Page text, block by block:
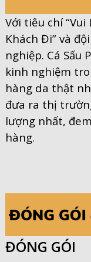
Với tiêu chí
Khách Đi” và
nghiệp. Cá Sấu
kinh nghiệm
hàng da thật
đưa ra thị
lượng nhất,
hàng.
ĐÓNG GÓI